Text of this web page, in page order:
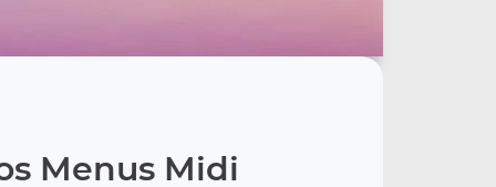
Menus Midi